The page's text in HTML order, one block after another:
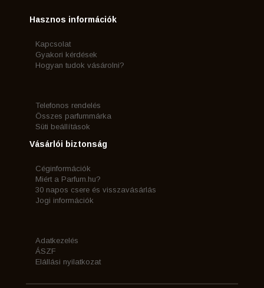
Hasznos információk
Kapcsolat
Gyakori kérdések
Hogyan tudok vásárolni?
Telefonos rendelés
Összes parfummárka
Süti beállítások
Vásárlói biztonság
Céginformációk
Miért a Parfum.hu?
30 napos csere és visszavásárlás
Jogi információk
Adatkezelés
ÁSZF
Elállási nyilatkozat